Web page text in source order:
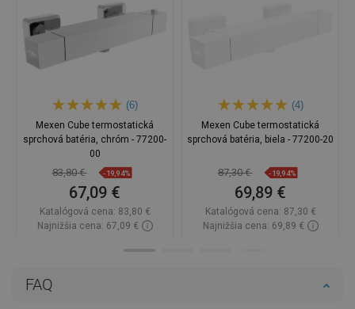
FAQ
(6)
Mexen Cube termostatická
sprchová batéria, chróm - 77200-
00
83,80 € -19,94%
67,09 €
Katalógová cena: 83,80 €
Najnižšia cena: 67,09 €
(4)
Mexen Cube termostatická
sprchová batéria, biela - 77200-20
87,30 € -19,94%
69,89 €
Katalógová cena: 87,30 €
Najnižšia cena: 69,89 €